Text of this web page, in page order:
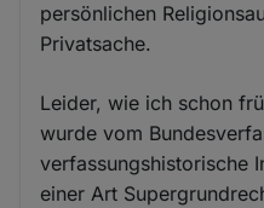
persönlichen
Privatsache.
Leider, wie ich schon
wurde vom
verfassungshistorische
einer Art